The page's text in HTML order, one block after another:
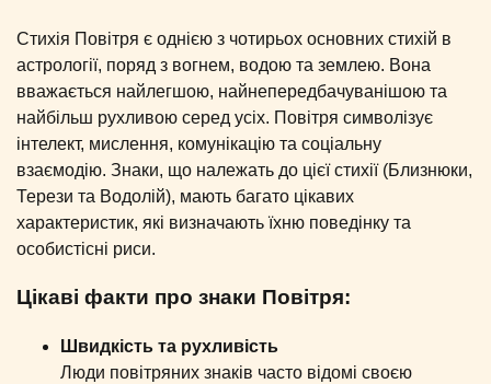
Стихія Повітря є однією з чотирьох основних стихій в
астрології, поряд з вогнем, водою та землею. Вона
вважається найлегшою, найнепередбачуванішою та
найбільш рухливою серед усіх. Повітря символізує
інтелект, мислення, комунікацію та соціальну
взаємодію. Знаки, що належать до цієї стихії (Близнюки,
Терези та Водолій), мають багато цікавих
характеристик, які визначають їхню поведінку та
особистісні риси.
Цікаві факти про знаки Повітря:
Швидкість та рухливість
Люди повітряних знаків часто відомі своєю